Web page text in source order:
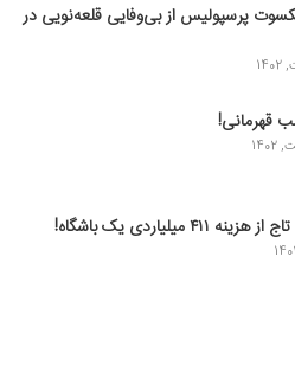
پرسپولیس از بی‌وفایی قلعه‌نویی در
قهرمانی!
۴۱۱ میلیاردی یک باشگاه!